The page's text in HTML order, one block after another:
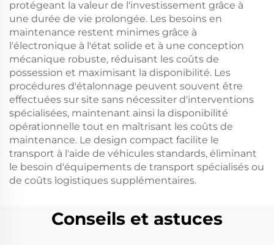
protégeant la valeur de l'investissement grâce à
une durée de vie prolongée. Les besoins en
maintenance restent minimes grâce à
l'électronique à l'état solide et à une conception
mécanique robuste, réduisant les coûts de
possession et maximisant la disponibilité. Les
procédures d'étalonnage peuvent souvent être
effectuées sur site sans nécessiter d'interventions
spécialisées, maintenant ainsi la disponibilité
opérationnelle tout en maîtrisant les coûts de
maintenance. Le design compact facilite le
transport à l'aide de véhicules standards, éliminant
le besoin d'équipements de transport spécialisés ou
de coûts logistiques supplémentaires.
Conseils et astuces